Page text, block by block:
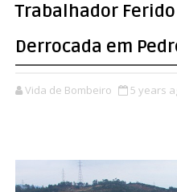
Trabalhador
Derrocada em
Vida de Bombeiro 5 years